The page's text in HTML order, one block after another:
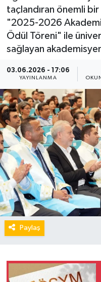
taçlandıran önemli
"2025-2026
Ödül Töreni" ile
sağlayan
03.06.2026 - 17:06
YAYINLANMA
Paylaş
Gazipaşa